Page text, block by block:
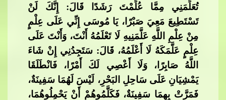
تُعَلِّمَنِي مِمَّا عُلِّمْتَ رَشَدًا قَالَ: إِنَّكَ لَنْ
تَسْتَطِيعَ مَعِيَ صَبْرًا، يَا مُوسَى إِنِّي عَلَى عِلْمٍ
مِنْ عِلْمِ اللَّهِ عَلَّمَنِيهِ لَا تَعْلَمُهُ أَنْتَ، وَأَنْتَ عَلَى
عِلْمٍ عَلَّمَكَهُ لَا أَعْلَمُهُ، قَالَ: سَتَجِدُنِي إِنْ شَاءَ
اللَّهُ ​​ صَابِرًا، وَلَا أَعْصِي لَكَ أَمْرًا، فَانْطَلَقَا
يَمْشِيَانِ عَلَى سَاحِلِ البَحْرِ، لَيْسَ لَهُمَا سَفِينَةٌ،
فَمَرَّتْ بِهِمَا سَفِينَةٌ، فَكَلَّمُوهُمْ أَنْ يَحْمِلُوهُمَا،